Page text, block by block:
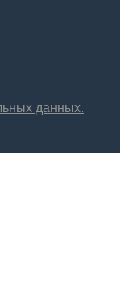
данных.